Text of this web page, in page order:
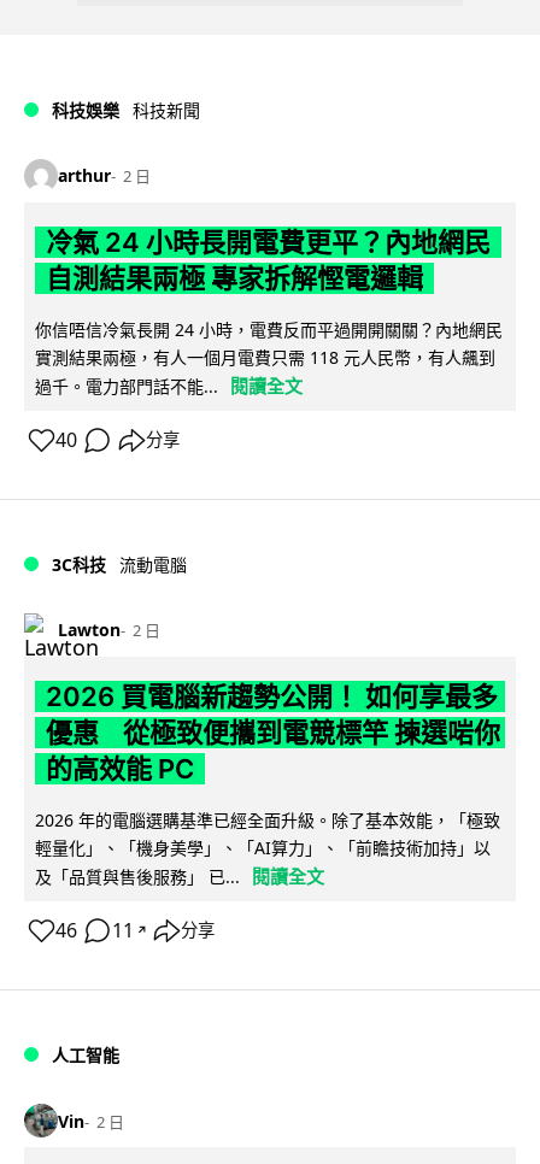
科技娛樂 科技新聞
arthur 2 日
冷氣 24 小時長開電費更平？內地網民
自測結果兩極 專家拆解慳電邏輯
你信唔信冷氣長開 24 小時，電費反而平過開開關關？內地網民
實測結果兩極，有人一個月電費只需 118 元人民幣，有人飆到
過千。電力部門話不能...
閱讀全文
40 分享
3C科技 流動電腦
Lawton 2 日
2026 買電腦新趨勢公開！ 如何享最多
優惠 從極致便攜到電競標竿 揀選啱你
的高效能 PC
2026 年的電腦選購基準已經全面升級。除了基本效能，「極致
輕量化」、「機身美學」、「AI算力」、「前瞻技術加持」以
及「品質與售後服務」 已...
閱讀全文
46 11 ↗ 分享
人工智能
Vin 2 日